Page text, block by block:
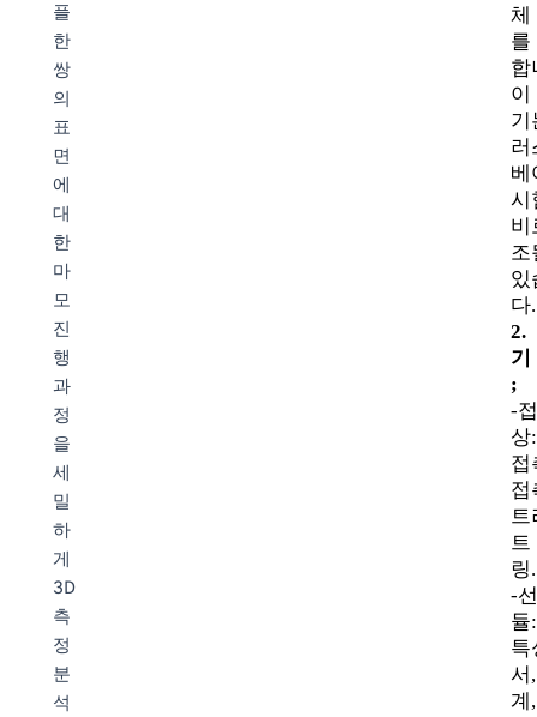
플
한
쌍
의
표
면
에
대
한
마
모
진
행
과
정
을
세
밀
하
게
3D
측
정
분
석
합
러
베
시
있
다.
2.
;
-
접
링.
-
듈
서
계